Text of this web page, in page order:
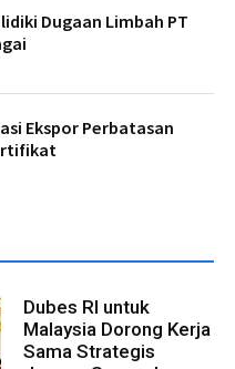
Dugaan Limbah PT
Ekspor Perbatasan
Dubes RI untuk
Malaysia Dorong Kerja
Sama Strategis